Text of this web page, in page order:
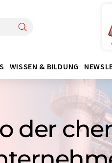
WISSEN & BILDUNG
der